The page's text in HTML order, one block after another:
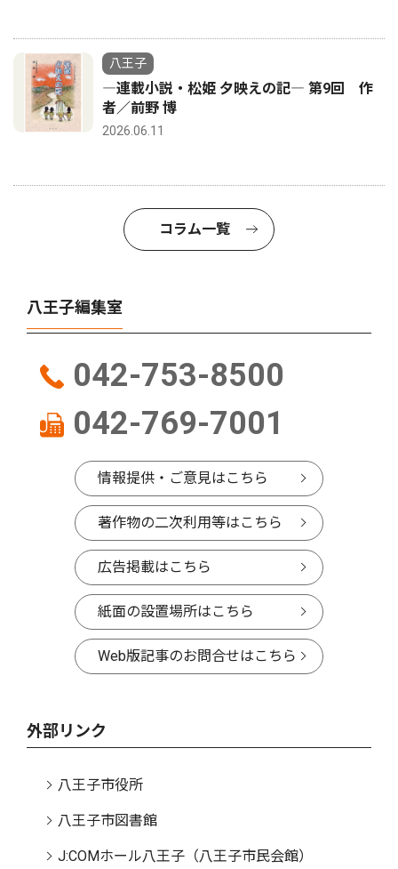
八王子
―連載小説・松姫 夕映えの記― 第9回 作
者／前野 博
2026.06.11
コラム一覧
八王子編集室
042-753-8500
042-769-7001
情報提供・ご意見はこちら
著作物の二次利用等はこちら
広告掲載はこちら
紙面の設置場所はこちら
Web版記事のお問合せはこちら
外部リンク
八王子市役所
八王子市図書館
J:COMホール八王子（八王子市民会館）